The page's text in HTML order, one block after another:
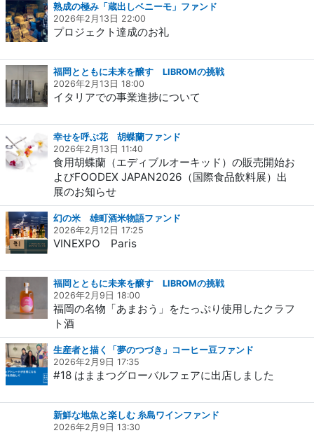
熟成の極み「蔵出しベニーモ」ファンド
2026年2月13日 22:00
プロジェクト達成のお礼
福岡とともに未来を醸す LIBROMの挑戦
2026年2月13日 18:00
イタリアでの事業進捗について
幸せを呼ぶ花 胡蝶蘭ファンド
2026年2月13日 11:40
食用胡蝶蘭（エディブルオーキッド）の販売開始お
よびFOODEX JAPAN2026（国際食品飲料展）出
展のお知らせ
幻の米 雄町酒米物語ファンド
2026年2月12日 17:25
VINEXPO Paris
福岡とともに未来を醸す LIBROMの挑戦
2026年2月9日 18:00
福岡の名物「あまおう」をたっぷり使用したクラフ
ト酒
生産者と描く「夢のつづき」コーヒー豆ファンド
2026年2月9日 17:35
#18 はままつグローバルフェアに出店しました
新鮮な地魚と楽しむ 糸島ワインファンド
2026年2月9日 13:30